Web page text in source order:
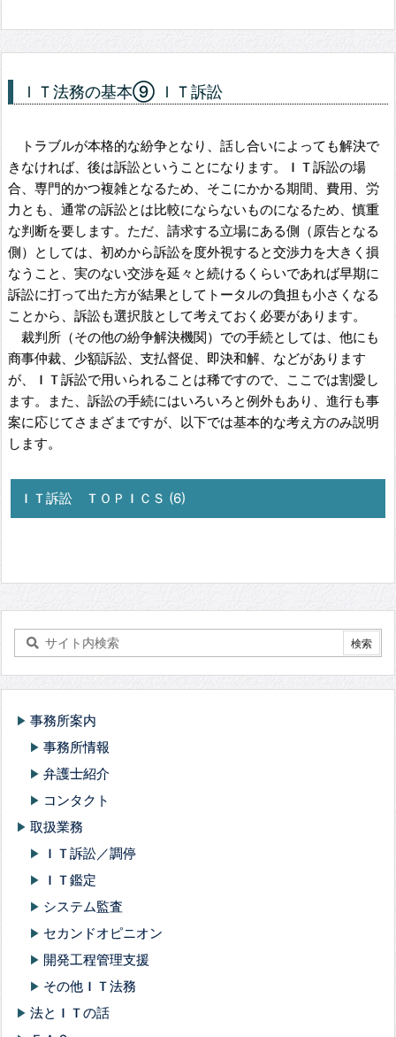
ＩＴ法務の基本⑨ ＩＴ訴訟
トラブルが本格的な紛争となり、話し合いによっても解決で
きなければ、後は訴訟ということになります。ＩＴ訴訟の場
合、専門的かつ複雑となるため、そこにかかる期間、費用、労
力とも、通常の訴訟とは比較にならないものになるため、慎重
な判断を要します。ただ、請求する立場にある側（原告となる
側）としては、初めから訴訟を度外視すると交渉力を大きく損
なうこと、実のない交渉を延々と続けるくらいであれば早期に
訴訟に打って出た方が結果としてトータルの負担も小さくなる
ことから、訴訟も選択肢として考えておく必要があります。
裁判所（その他の紛争解決機関）での手続としては、他にも
商事仲裁、少額訴訟、支払督促、即決和解、などがあります
が、ＩＴ訴訟で用いられることは稀ですので、ここでは割愛し
ます。また、訴訟の手続にはいろいろと例外もあり、進行も事
案に応じてさまざまですが、以下では基本的な考え方のみ説明
します。
ＩＴ訴訟 ＴＯＰＩＣＳ (6)
play_arrow 事務所案内
play_arrow 事務所情報
play_arrow 弁護士紹介
play_arrow コンタクト
play_arrow 取扱業務
play_arrow ＩＴ訴訟／調停
play_arrow ＩＴ鑑定
play_arrow システム監査
play_arrow セカンドオピニオン
play_arrow 開発工程管理支援
play_arrow その他ＩＴ法務
play_arrow 法とＩＴの話